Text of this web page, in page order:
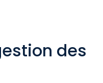
des